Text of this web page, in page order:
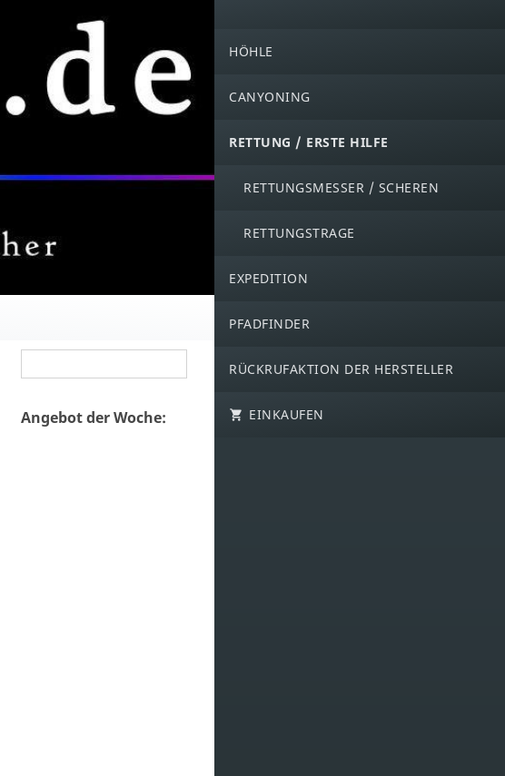
HÖHLE
CANYONING
RETTUNG / ERSTE HILFE
RETTUNGSMESSER / SCHEREN
RETTUNGSTRAGE
EXPEDITION
PFADFINDER
RÜCKRUFAKTION DER HERSTELLER
EINKAUFEN
Angebot der Woche: